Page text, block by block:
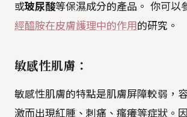
或玻尿酸等保濕成分的產品。 你可以
經醯胺在皮膚護理中的作用 的研究。
敏感性肌膚：
敏感性肌膚的特點是肌膚屏障較弱，
激而出現紅腫、刺痛、瘙癢等症狀。